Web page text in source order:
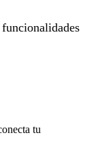
tu